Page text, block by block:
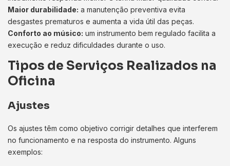
Maior durabilidade: a manutenção preventiva evita
desgastes prematuros e aumenta a vida útil das peças.
Conforto ao músico: um instrumento bem regulado facilita a
execução e reduz dificuldades durante o uso.
Tipos de Serviços Realizados na
Oficina
Ajustes
Os ajustes têm como objetivo corrigir detalhes que interferem
no funcionamento e na resposta do instrumento. Alguns
exemplos: